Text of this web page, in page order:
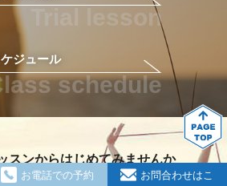
お電話での予約
お問合わせはこ
Trial lesson
ジュール
schedule
スンからはじめてみませんか